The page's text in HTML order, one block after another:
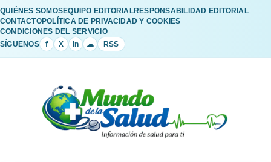
QUIÉNES SOMOSEQUIPO EDITORIALRESPONSABILIDAD EDITORIAL
CONTACTOPOLÍTICA DE PRIVACIDAD Y COOKIES
CONDICIONES DEL SERVICIO
SÍGUENOS
f X in ☁ RSS